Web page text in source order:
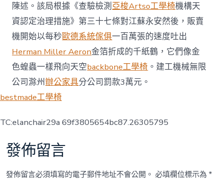
陳述。該局根據《查驗檢測亞梭Artso工學椅機構天
資認定治理措施》第三十七條對江蘇永安然後，販賣
機開始以每秒歐德系統傢俱一百萬張的速度吐出
Herman Miller Aeron金箔折成的千紙鶴，它們像金
色蝗蟲一樣飛向天空backbone工學椅 。建工機械無限
公司滁州辦公家具分公司罰款3萬元。
bestmade工學椅
TC:elanchair29a 69f3805654bc87.26305795
發佈留言
發佈留言必須填寫的電子郵件地址不會公開。 必填欄位標示為*